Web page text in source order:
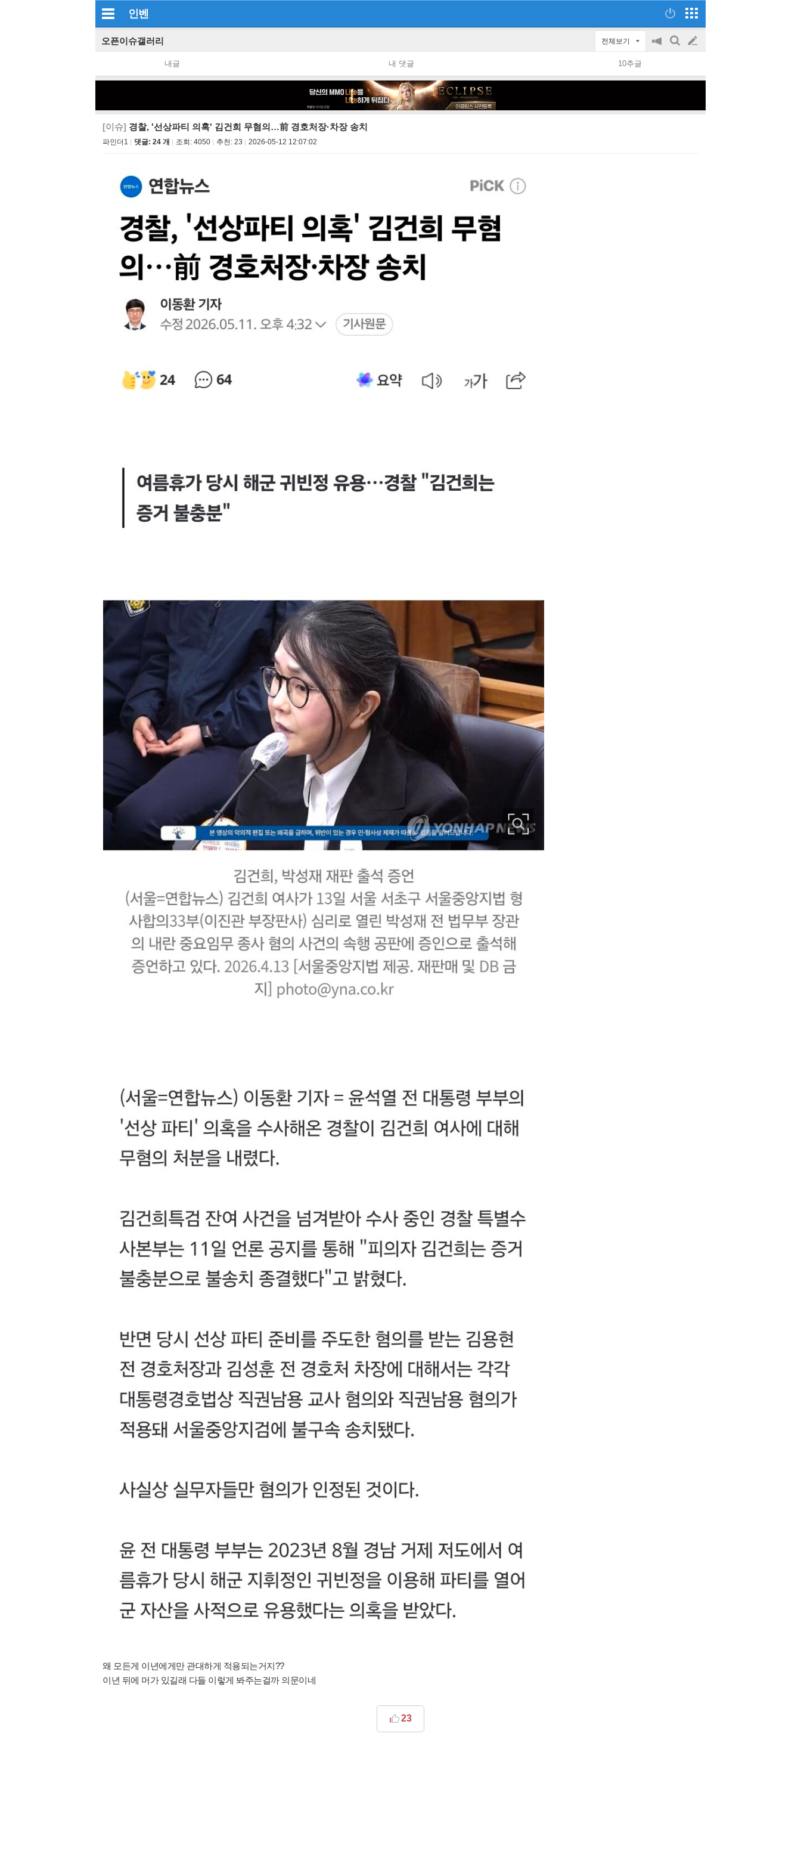
인벤
오픈이슈갤러리 전체보기
공
on/off
검
글
쓰
내글 내 댓글 10추글
[이슈] 경찰, '선상파티 의혹' 김건희 무혐의…前 경호처장·차장 송치
파인더1 댓글: 24 개 조회: 4050 추천: 23 2026-05-12 12:07:02
왜 모든게 이년에게만 관대하게 적용되는거지??
이년 뒤에 머가 있길래 다들 이렇게 봐주는걸까 의문이네
23